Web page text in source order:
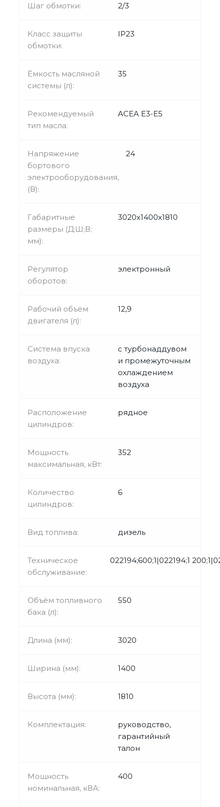
Шаг обмотки: 2/3
Класс защиты
обмотки:
IP23
Ёмкость масляной
системы (л):
35
Рекомендуемый
тип масла:
ACEA E3-E5
Напряжение
бортового
электрооборудования,
(В):
24
Габаритные
размеры (Д;Ш;В;
мм):
3020х1400х1810
Регулятор
оборотов:
электронный
Рабочий объём
двигателя (л):
12,9
Система впуска
воздуха:
с турбонаддувом
и промежуточным
охлаждением
воздуха
Расположение
цилиндров:
рядное
Мощность
максимальная, кВт:
352
Количество
цилиндров:
6
Вид топлива: дизель
Техническое
обслуживание:
022194;600;1|022194;1
Объём топливного
бака (л):
550
Длина (мм): 3020
Ширина (мм): 1400
Высота (мм): 1810
Комплектация:
руководство,
гарантийный
талон
Мощность
номинальная, кВА:
400